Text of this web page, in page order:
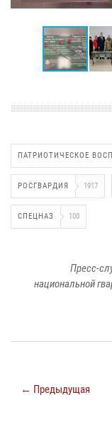
ПАТРИОТИЧЕСКОЕ
РОСГВАРДИЯ 1917
СПЕЦНАЗ 100
Пресс-
национальной
← Предыдущая